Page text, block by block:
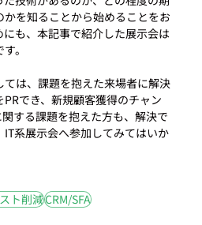
を知ることから始めることをお
も、本記事で紹介した展示会は
。
ては、課題を抱えた来場者に解決
でき、新規顧客獲得のチャン
する課題を抱えた方も、解決で
IT系展示会へ参加してみてはいか
ト削減CRM/SFA